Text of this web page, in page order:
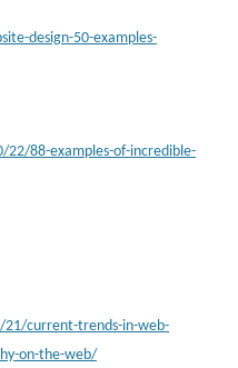
design-50-examples-
88-examples-of-incredible-
current-trends-in-web-
on-the-web/